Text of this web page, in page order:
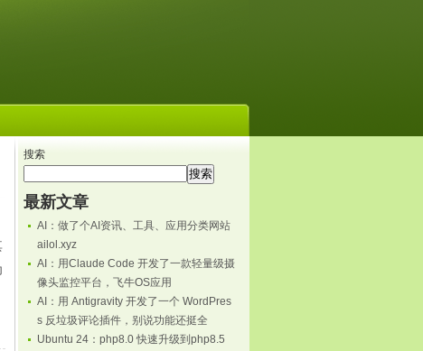
搜索
搜索
最新文章
AI：做了个AI资讯、工具、应用分类网站
ailol.xyz
AI：用Claude Code 开发了一款轻量级摄
像头监控平台，飞牛OS应用
AI：用 Antigravity 开发了一个 WordPres
s 反垃圾评论插件，别说功能还挺全
Ubuntu 24：php8.0 快速升级到php8.5